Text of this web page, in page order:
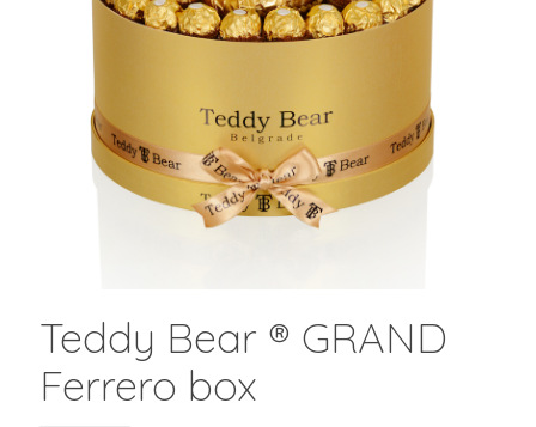
Teddy Bear ® GRAND
Ferrero box